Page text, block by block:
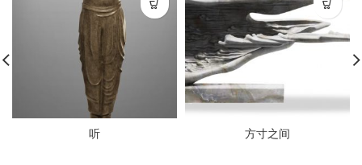
听 方寸之间